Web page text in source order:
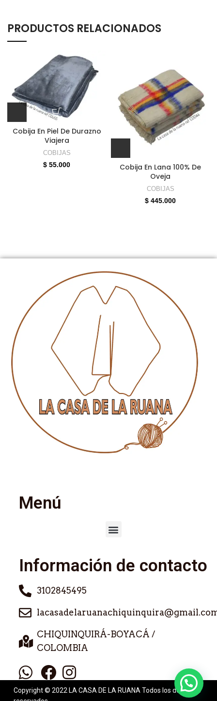
PRODUCTOS RELACIONADOS
Cobija En Piel De Durazno
Viajera
COBIJAS
$ 55.000
Cobija En Lana 100% De
Oveja
COBIJAS
$ 445.000
Menú
Información de contacto
3102845495
CHIQUINQUIRÁ-BOYACÁ /
COLOMBIA
Copyright © 2022 LA CASA DE LA RUANA Todos los derechos